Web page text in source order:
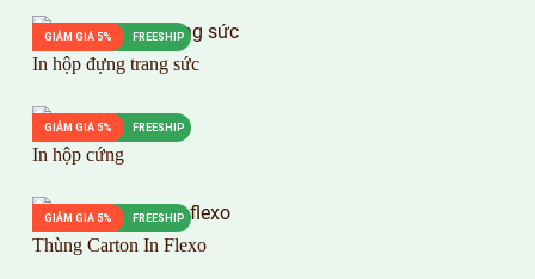
GIẢM GIÁ 5% FREESHIP
In hộp đựng trang sức
GIẢM GIÁ 5% FREESHIP
In hộp cứng
GIẢM GIÁ 5% FREESHIP
Thùng Carton In Flexo